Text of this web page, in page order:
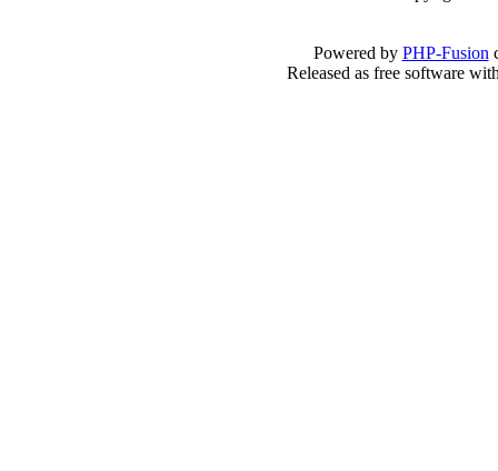
Powered by PHP-Fusion
Released as free software